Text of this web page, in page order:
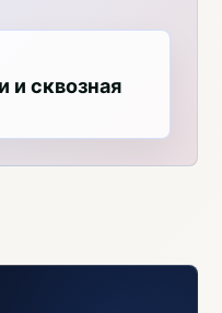
и сквозная